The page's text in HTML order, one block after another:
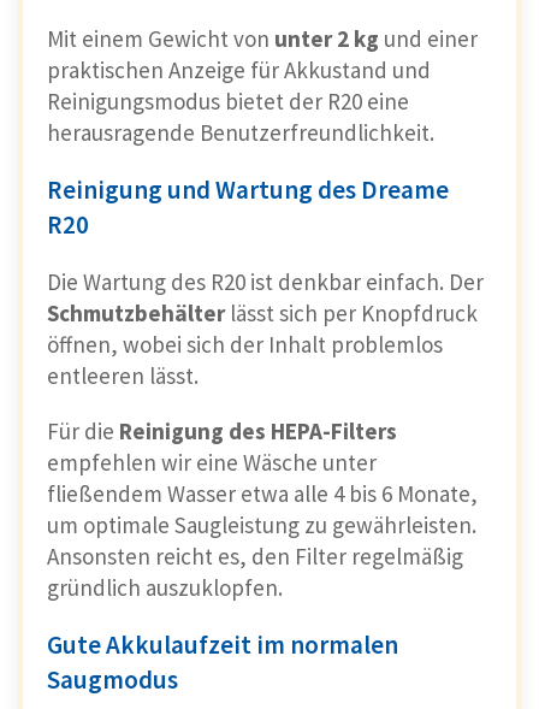
Mit einem Gewicht von unter 2 kg und einer
praktischen Anzeige für Akkustand und
Reinigungsmodus bietet der R20 eine
herausragende Benutzerfreundlichkeit.
Reinigung und Wartung des Dreame
R20
Die Wartung des R20 ist denkbar einfach. Der
Schmutzbehälterlässt sich per Knopfdruck
öffnen, wobei sich der Inhalt problemlos
entleeren lässt.
Für die Reinigung des HEPA-Filters
empfehlen wir eine Wäsche unter
fließendem Wasser etwa alle 4 bis 6 Monate,
um optimale Saugleistung zu gewährleisten.
Ansonsten reicht es, den Filter regelmäßig
gründlich auszuklopfen.
Gute Akkulaufzeit im normalen
Saugmodus